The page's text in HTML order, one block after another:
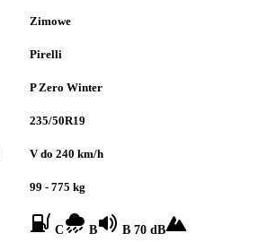
Zimowe
Pirelli
P Zero Winter
235/50R19
V do 240 km/h
99 - 775 kg
C B B 70 dB